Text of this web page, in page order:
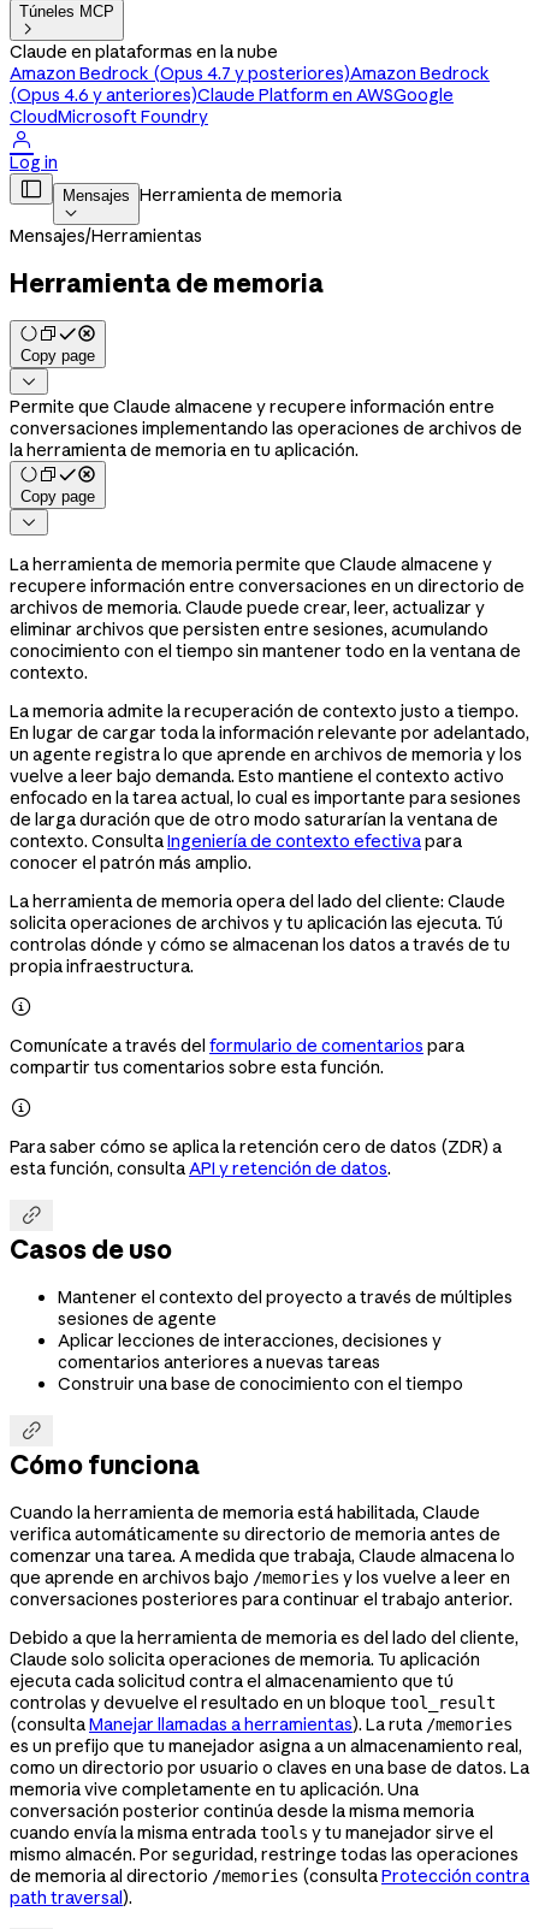
Túneles MCP

Claude en plataformas en la nube
Amazon Bedrock (Opus 4.7 y posteriores)Amazon Bedrock
(Opus 4.6 y anteriores)Claude Platform en AWSGoogle
CloudMicrosoft Foundry

Log in
 Mensajes

Herramienta de memoria
Mensajes/Herramientas
Herramienta de memoria
Copy page

Permite que Claude almacene y recupere información entre
conversaciones implementando las operaciones de archivos de
la herramienta de memoria en tu aplicación.
Copy page

La herramienta de memoria permite que Claude almacene y
recupere información entre conversaciones en un directorio de
archivos de memoria. Claude puede crear, leer, actualizar y
eliminar archivos que persisten entre sesiones, acumulando
conocimiento con el tiempo sin mantener todo en la ventana de
contexto.
La memoria admite la recuperación de contexto justo a tiempo.
En lugar de cargar toda la información relevante por adelantado,
un agente registra lo que aprende en archivos de memoria y los
vuelve a leer bajo demanda. Esto mantiene el contexto activo
enfocado en la tarea actual, lo cual es importante para sesiones
de larga duración que de otro modo saturarían la ventana de
contexto. ConsultaIngeniería de contexto efectivapara
conocer el patrón más amplio.
La herramienta de memoria opera del lado del cliente: Claude
solicita operaciones de archivos y tu aplicación las ejecuta. Tú
controlas dónde y cómo se almacenan los datos a través de tu
propia infraestructura.

Comunícate a través del formulario de comentarios para
compartir tus comentarios sobre esta función.

Para saber cómo se aplica la retención cero de datos (ZDR) a
esta función, consultaAPI y retención de datos.

Casos de uso
Mantener el contexto del proyecto a través de múltiples
sesiones de agente
Aplicar lecciones de interacciones, decisiones y
comentarios anteriores a nuevas tareas
Construir una base de conocimiento con el tiempo

Cómo funciona
Cuando la herramienta de memoria está habilitada, Claude
verifica automáticamente su directorio de memoria antes de
comenzar una tarea. A medida que trabaja, Claude almacena lo
que aprende en archivos bajo /memories y los vuelve a leer en
conversaciones posteriores para continuar el trabajo anterior.
Debido a que la herramienta de memoria es del lado del cliente,
Claude solo solicita operaciones de memoria. Tu aplicación
ejecuta cada solicitud contra el almacenamiento que tú
controlas y devuelve el resultado en un bloque tool_result
(consultaManejar llamadas a herramientas). La ruta /memories
es un prefijo que tu manejador asigna a un almacenamiento real,
como un directorio por usuario o claves en una base de datos. La
memoria vive completamente en tu aplicación. Una
conversación posterior continúa desde la misma memoria
cuando envía la misma entradatools y tu manejador sirve el
mismo almacén. Por seguridad, restringe todas las operaciones
de memoria al directorio /memories (consultaProtección contra
path traversal).